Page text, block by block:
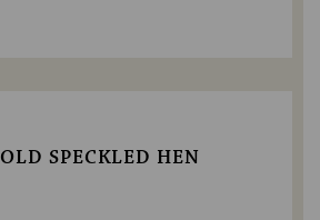
OLD SPECKLED HEN